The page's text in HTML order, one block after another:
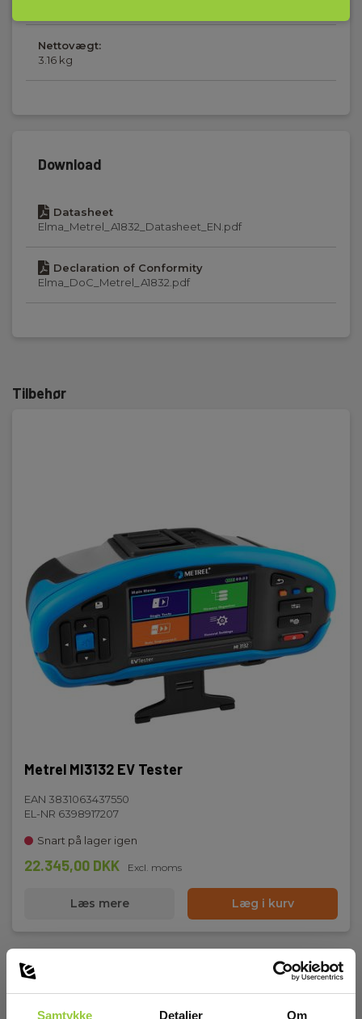
Samtykke Detaljer Om
Nettovægt:
3.16 kg
Download
Datasheet
Elma_Metrel_A1832_Datasheet_EN.pdf
Declaration of Conformity
Elma_DoC_Metrel_A1832.pdf
Tilbehør
Metrel MI3132 EV Tester
EAN 3831063437550
EL-NR 6398917207
Snart på lager igen
22.345,00 DKK Excl. moms
Læs mere Læg i kurv